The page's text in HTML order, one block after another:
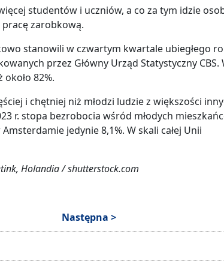
studentów i uczniów, a co za tym idzie
zarobkową.
stanowili w czwartym kwartale ubiegłego
przez Główny Urząd Statystyczny CBS.
82%.
i chętniej niż młodzi ludzie z większości
r. stopa bezrobocia wśród młodych
jedynie 8,1%. W skali całej Unii
Holandia / shutterstock.com
Następna >